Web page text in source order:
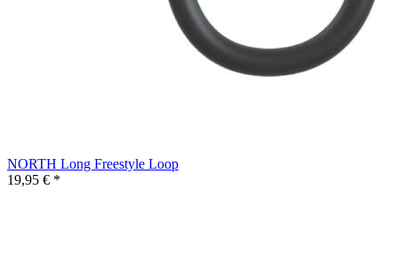
NORTH Long Freestyle Loop
19,95 € *